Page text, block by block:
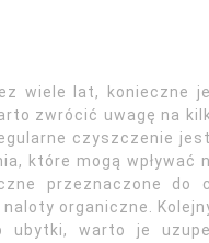
wiele lat, konieczne
zwrócić uwagę na
czyszczenie
które mogą wpływać
przeznaczone do
organiczne.
warto je